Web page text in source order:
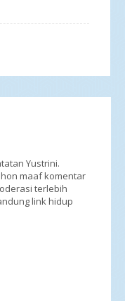
Yustrini.
maaf komentar
terlebih
link hidup